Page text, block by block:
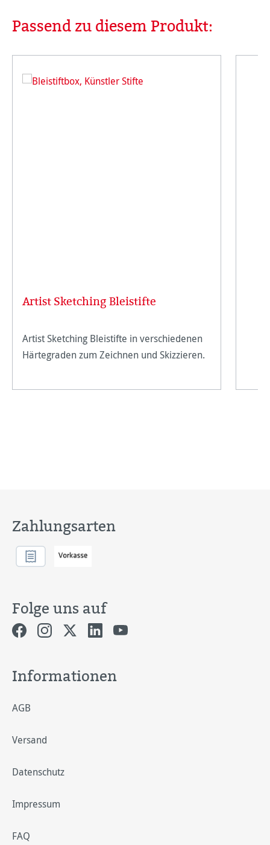
Produktgalerie überspringen
Passend zu diesem Produkt:
Artist Sketching Bleistifte
Artist Sketching Bleistifte in verschiedenen
Härtegraden zum Zeichnen und Skizzieren.
Zahlungsarten
Folge uns auf
Informationen
AGB
Versand
Datenschutz
Impressum
FAQ